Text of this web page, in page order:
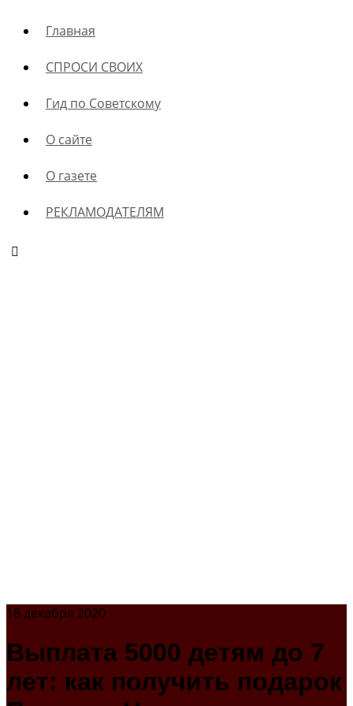
Главная
СПРОСИ СВОИХ
Гид по Советскому
О сайте
О газете
РЕКЛАМОДАТЕЛЯМ
18 декабря 2020
Выплата 5000 детям до 7
лет: как получить подарок